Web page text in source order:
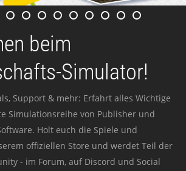
beim
Simulator!
Support & mehr: Erfahrt alles Wichtige
Simulationsreihe von Publisher und
Holt euch die Spiele und
offiziellen Store und werdet Teil der
- im Forum, auf Discord und Social